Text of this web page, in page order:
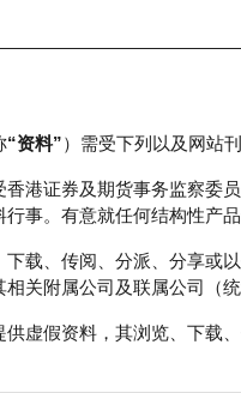
计 正股数据及市场统计
“资料”）需受下列以及网站
港证券及期货事务监察委
事。有意就任何结构性产
载、传阅、分派、分享或
关附属公司及联属公司（
虚假资料，其浏览、下载